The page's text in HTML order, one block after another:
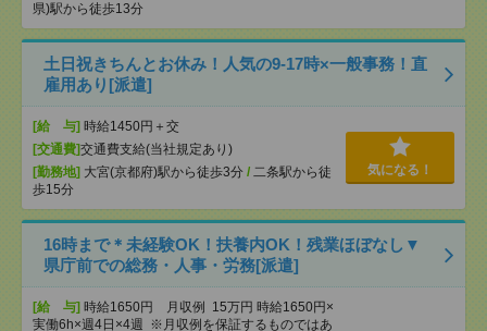
県)駅から徒歩13分
土日祝きちんとお休み！人気の9‐17時×一般事務！直
雇用あり[派遣]
[給 与] 時給1450円＋交
[交通費]交通費支給(当社規定あり)
[勤務地] 大宮(京都府)駅から徒歩3分 / 二条駅から徒
歩15分
気になる！
16時まで＊未経験OK！扶養内OK！残業ほぼなし▼
県庁前での総務・人事・労務[派遣]
[給 与] 時給1650円 月収例 15万円 時給1650円×
実働6h×週4日×4週 ※月収例を保証するものではあ